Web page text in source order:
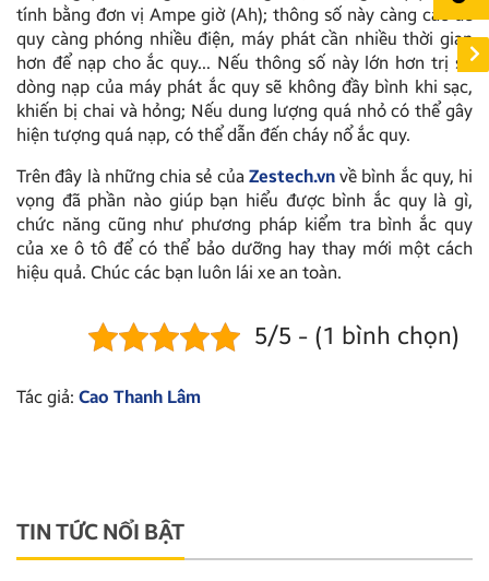
tính bằng đơn vị Ampe giờ (Ah); thông số này càng cao ắc
quy càng phóng nhiều điện, máy phát cần nhiều thời gian
hơn để nạp cho ắc quy… Nếu thông số này lớn hơn trị số
dòng nạp của máy phát ắc quy sẽ không đầy bình khi sạc,
khiến bị chai và hỏng; Nếu dung lượng quá nhỏ có thể gây
hiện tượng quá nạp, có thể dẫn đến cháy nổ ắc quy.
Trên đây là những chia sẻ của Zestech.vnvề bình ắc quy, hi
vọng đã phần nào giúp bạn hiểu được bình ắc quy là gì,
chức năng cũng như phương pháp kiểm tra bình ắc quy
của xe ô tô để có thể bảo dưỡng hay thay mới một cách
hiệu quả. Chúc các bạn luôn lái xe an toàn.
5/5 - (1 bình chọn)
Tác giả: Cao Thanh Lâm
TIN TỨC NỔI BẬT